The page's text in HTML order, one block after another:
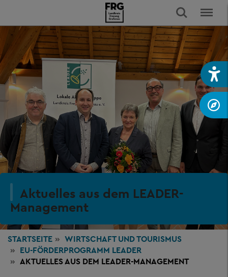
Aktuelles aus dem LEADER-
Management
STARTSEITE WIRTSCHAFTUND TOURISMUS
EU-FÖRDERPROGRAMM LEADER
AKTUELLES AUS DEM LEADER-MANAGEMENT